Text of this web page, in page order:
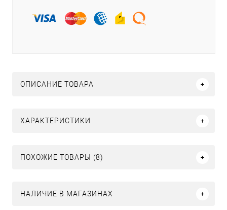
ОПИСАНИЕ ТОВАРА
ХАРАКТЕРИСТИКИ
ПОХОЖИЕ ТОВАРЫ (8)
НАЛИЧИЕ В МАГАЗИНАХ